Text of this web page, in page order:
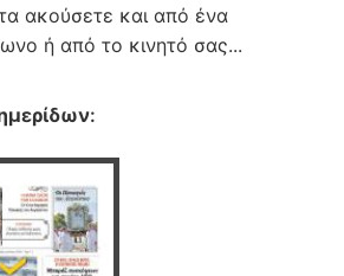
ακούσετε και από ένα
ή από το κινητό σας...
: